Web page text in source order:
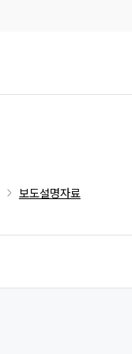
보도설명자료